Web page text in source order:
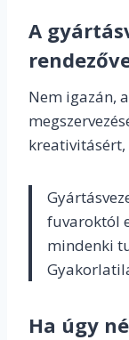
A
Nem igazán,
fuvaroktól
mindenki
Ha úgy